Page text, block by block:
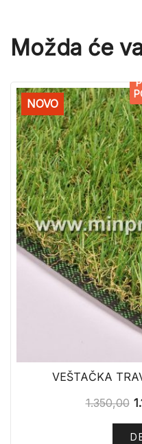
Možda će
NOVO
VEŠTAČKA
1.350,00